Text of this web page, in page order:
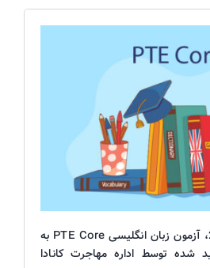
از تاریخ 30 ژانویه 2024، آزمون زبان انگلیسی PTE Core به
شده توسط اداره مهاجرت کانادا